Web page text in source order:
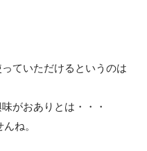
ていただけるというのは
がおありとは・・・
ね。